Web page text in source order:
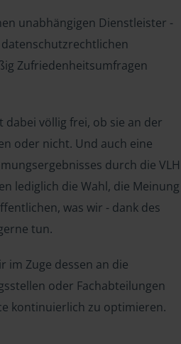
unabhängigen Dienstleister -
Zufriedenheitsumfragen
völlig frei, ob sie an der
oder nicht. Und auch eine
durch die VLH
lediglich die Wahl, die Meinung
was wir - dank des
tun.
im Zuge dessen an die
oder Fachabteilungen
kontinuierlich zu optimieren.